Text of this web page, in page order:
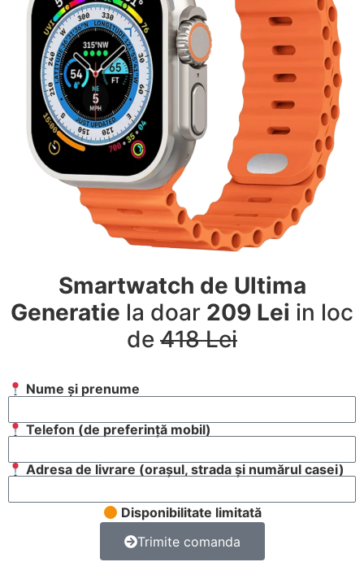
Smartwatch de Ultima
Generatie la doar 209 Lei in loc
de 418 Lei
Nume și prenume
Telefon (de preferință mobil)
Adresa de livrare (orașul, strada și numărul casei)
Disponibilitate limitată
Trimite comanda